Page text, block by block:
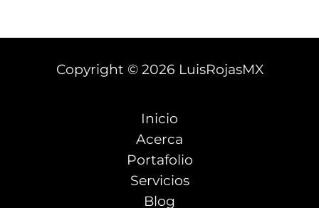
Copyright © 2026 LuisRojasMX
Inicio
Acerca
Portafolio
Servicios
Blog